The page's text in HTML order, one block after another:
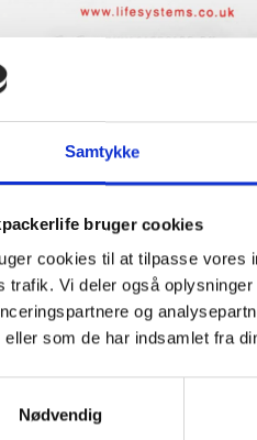
Samtykke
bruger cookies
cookies til at tilpasse vores
trafik. Vi deler også
og
eller som de har indsamlet fra
Nødvendig